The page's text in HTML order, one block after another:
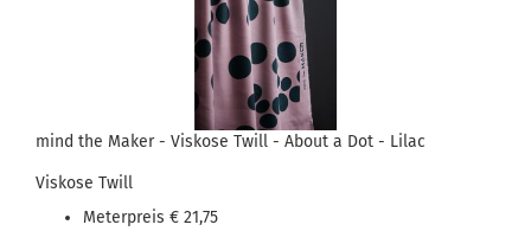
mind the Maker - Viskose Twill - About a Dot - Lilac
Viskose Twill
Meterpreis € 21,75